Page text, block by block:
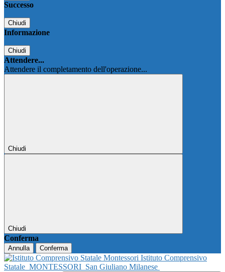
Successo
Chiudi
Informazione
Chiudi
Attendere...
Attendere il completamento dell'operazione...
Chiudi
Chiudi
Conferma
Annulla Conferma
Istituto Comprensivo
Statale MONTESSORI San Giuliano Milanese